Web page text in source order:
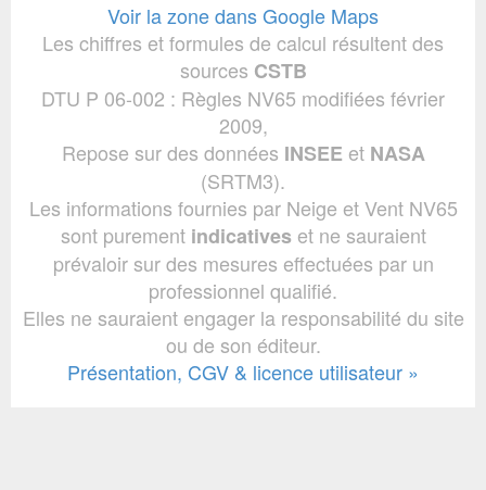
Voir la zone dans Google Maps
Les chiffres et formules de calcul résultent des
sources CSTB
DTU P 06-002 : Règles NV65 modifiées février
2009,
Repose sur des données INSEE et NASA
(SRTM3).
Les informations fournies par Neige et Vent NV65
sont purement indicatives et ne sauraient
prévaloir sur des mesures effectuées par un
professionnel qualifié.
Elles ne sauraient engager la responsabilité du site
ou de son éditeur.
Présentation, CGV & licence utilisateur »